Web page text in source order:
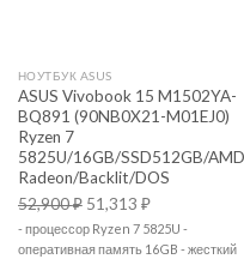
НОУТБУК ASUS
ASUS Vivobook 15 M1502YA-
BQ891 (90NB0X21-M01EJ0)
Ryzen 7
5825U/16GB/SSD512GB/AMD
Radeon/Backlit/DOS
52,900₽ 51,313 ₽
- процессор Ryzen 7 5825U -
оперативная память 16GB - жесткий